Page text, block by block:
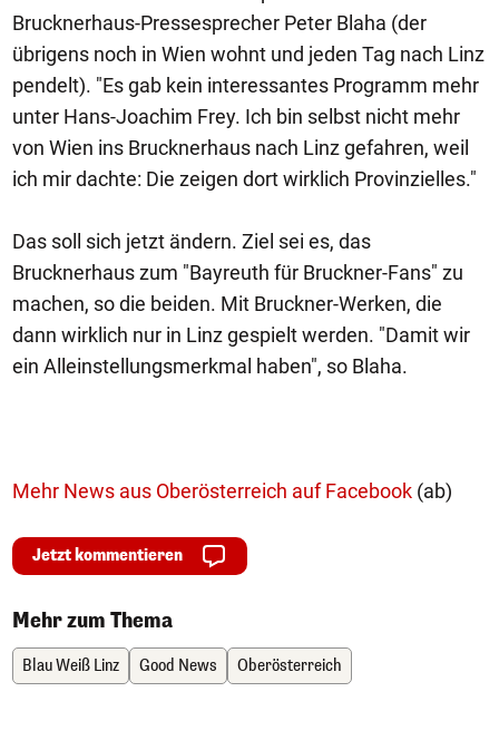
Brucknerhaus-Pressesprecher Peter Blaha (der
übrigens noch in Wien wohnt und jeden Tag nach Linz
pendelt). "Es gab kein interessantes Programm mehr
unter Hans-Joachim Frey. Ich bin selbst nicht mehr
von Wien ins Brucknerhaus nach Linz gefahren, weil
ich mir dachte: Die zeigen dort wirklich Provinzielles."
Das soll sich jetzt ändern. Ziel sei es, das
Brucknerhaus zum "Bayreuth für Bruckner-Fans" zu
machen, so die beiden. Mit Bruckner-Werken, die
dann wirklich nur in Linz gespielt werden. "Damit wir
ein Alleinstellungsmerkmal haben", so Blaha.
Mehr News aus Oberösterreich auf Facebook (ab)
Jetzt kommentieren
Mehr zum Thema
Blau Weiß Linz Good News Oberösterreich